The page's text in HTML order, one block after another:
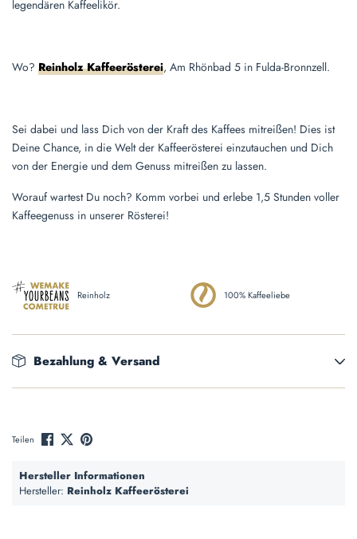
legendären Kaffeelikör.
Wo? Reinholz Kaffeerösterei, Am Rhönbad 5 in Fulda-Bronnzell.
Sei dabei und lass Dich von der Kraft des Kaffees mitreißen! Dies ist
Deine Chance, in die Welt der Kaffeerösterei einzutauchen und Dich
von der Energie und dem Genuss mitreißen zu lassen.
Worauf wartest Du noch? Komm vorbei und erlebe 1,5 Stunden voller
Kaffeegenuss in unserer Rösterei!
Reinholz 100% Kaffeeliebe
Bezahlung & Versand
Teilen
Hersteller Informationen
Hersteller: Reinholz Kaffeerösterei